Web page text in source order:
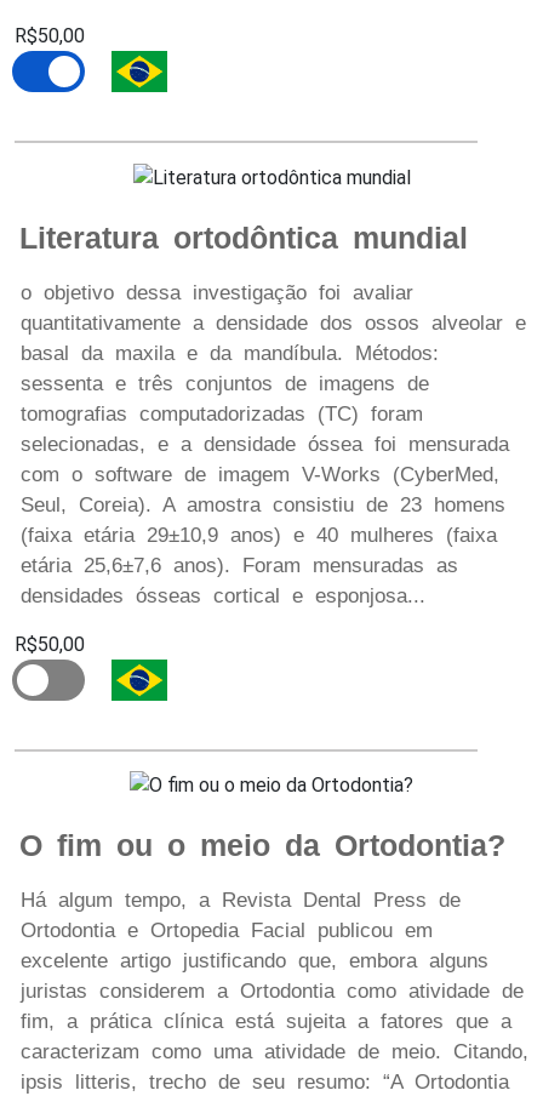
R$50,00
Literatura ortodôntica mundial
o objetivo dessa investigação foi avaliar
quantitativamente a densidade dos ossos alveolar e
basal da maxila e da mandíbula. Métodos:
sessenta e três conjuntos de imagens de
tomografias computadorizadas (TC) foram
selecionadas, e a densidade óssea foi mensurada
com o software de imagem V-Works (CyberMed,
Seul, Coreia). A amostra consistiu de 23 homens
(faixa etária 29±10,9 anos) e 40 mulheres (faixa
etária 25,6±7,6 anos). Foram mensuradas as
densidades ósseas cortical e esponjosa...
R$50,00
O fim ou o meio da Ortodontia?
Há algum tempo, a Revista Dental Press de
Ortodontia e Ortopedia Facial publicou em
excelente artigo justificando que, embora alguns
juristas considerem a Ortodontia como atividade de
fim, a prática clínica está sujeita a fatores que a
caracterizam como uma atividade de meio. Citando,
ipsis litteris, trecho de seu resumo: “A Ortodontia